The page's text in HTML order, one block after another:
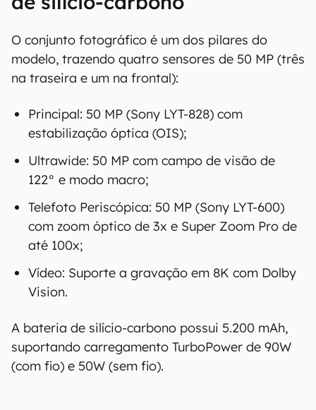
O conjunto fotográfico é um dos pilares do
modelo, trazendo quatro sensores de 50 MP (três
na traseira e um na frontal):
Principal: 50 MP (Sony LYT-828) com
estabilização óptica (OIS);
Ultrawide: 50 MP com campo de visão de
122° e modo macro;
Telefoto Periscópica: 50 MP (Sony LYT-600)
com zoom óptico de 3x e Super Zoom Pro de
até 100x;
Vídeo: Suporte a gravação em 8K com Dolby
Vision.
A bateria de silício-carbono possui 5.200 mAh,
suportando carregamento TurboPower de 90W
(com fio) e 50W (sem fio).